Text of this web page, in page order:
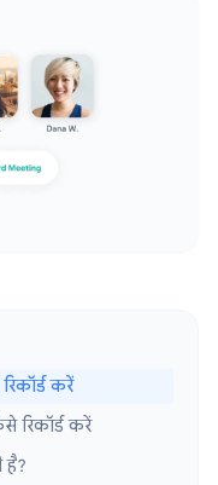
करें
रिकॉर्ड करें
है?